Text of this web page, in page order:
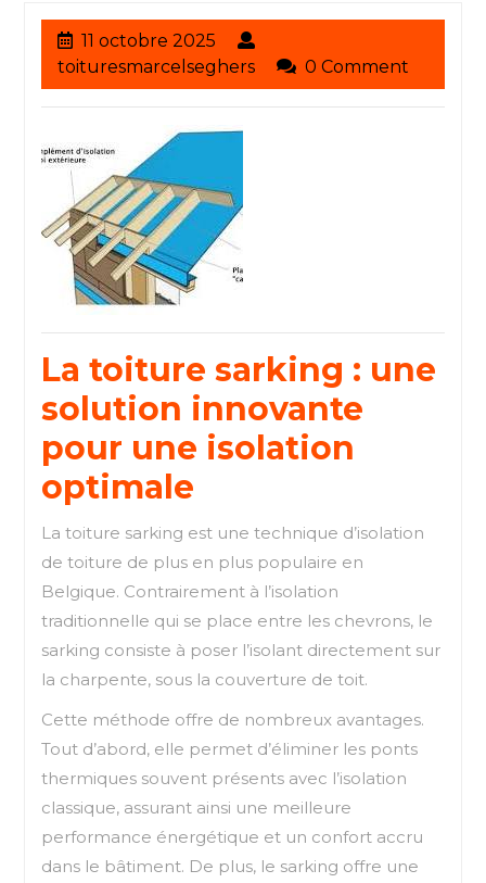
11 octobre 2025
octobre
2025
toituresmarcelsegherstoituresmarcelseghers
0 Comment
La toiture sarking : une
solution innovante
pour une isolation
optimale
La toiture sarking est une technique d’isolation
de toiture de plus en plus populaire en
Belgique. Contrairement à l’isolation
traditionnelle qui se place entre les chevrons, le
sarking consiste à poser l’isolant directement sur
la charpente, sous la couverture de toit.
Cette méthode offre de nombreux avantages.
Tout d’abord, elle permet d’éliminer les ponts
thermiques souvent présents avec l’isolation
classique, assurant ainsi une meilleure
performance énergétique et un confort accru
dans le bâtiment. De plus, le sarking offre une